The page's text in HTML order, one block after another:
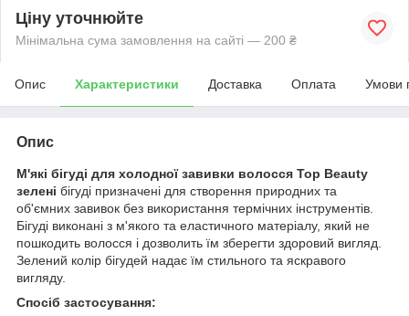
Ціну уточнюйте
Мінімальна сума замовлення на сайті — 200 ₴
Опис Характеристики Доставка Оплата Умови
Опис
М'які бігуді для холодної завивки волосся Top Beauty
зелені бігуді призначені для створення природних та
об'ємних завивок без використання термічних інструментів.
Бігуді виконані з м'якого та еластичного матеріалу, який не
пошкодить волосся і дозволить їм зберегти здоровий вигляд.
Зелений колір бігудей надає їм стильного та яскравого
вигляду.
Спосіб застосування: